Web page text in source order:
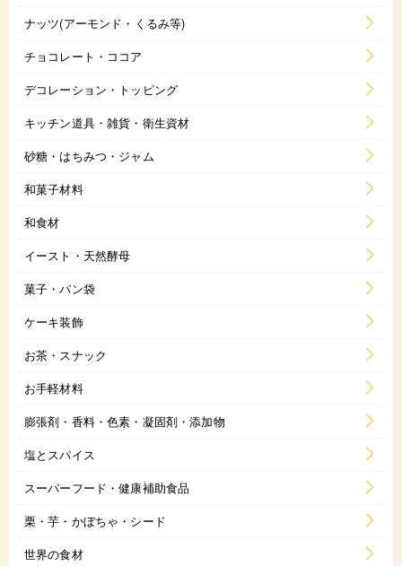
ナッツ(アーモンド・くるみ等)
チョコレート・ココア
デコレーション・トッピング
キッチン道具・雑貨・衛生資材
砂糖・はちみつ・ジャム
和菓子材料
和食材
イースト・天然酵母
菓子・パン袋
ケーキ装飾
お茶・スナック
お手軽材料
膨張剤・香料・色素・凝固剤・添加物
塩とスパイス
スーパーフード・健康補助食品
栗・芋・かぼちゃ・シード
世界の食材